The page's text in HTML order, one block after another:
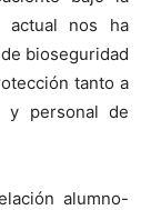
actual nos ha
bioseguridad
tanto a
y personal de
alumno-